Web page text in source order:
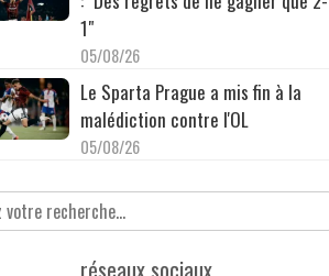
1"
05/08/26
Le Sparta Prague a mis fin à la
malédiction contre l'OL
05/08/26
réseaux sociaux